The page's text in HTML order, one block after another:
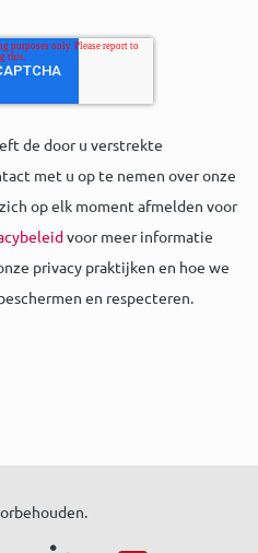
de door u verstrekte
met u op te nemen over onze
op elk moment afmelden voor
voor meer informatie
privacy praktijken en hoe we
en respecteren.